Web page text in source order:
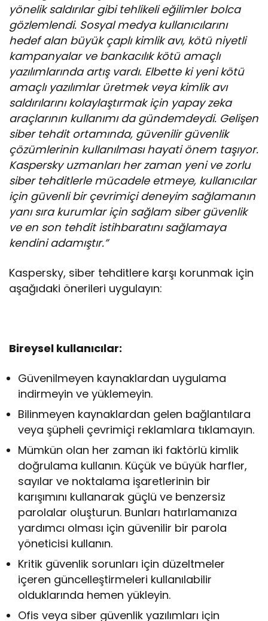
yönelik saldırılar gibi tehlikeli eğilimler bolca
gözlemlendi. Sosyal medya kullanıcılarını
hedef alan büyük çaplı kimlik avı, kötü niyetli
kampanyalar ve bankacılık kötü amaçlı
yazılımlarında artış vardı. Elbette ki yeni kötü
amaçlı yazılımlar üretmek veya kimlik avı
saldırılarını kolaylaştırmak için yapay zeka
araçlarının kullanımı da gündemdeydi. Gelişen
siber tehdit ortamında, güvenilir güvenlik
çözümlerinin kullanılması hayati önem taşıyor.
Kaspersky uzmanları her zaman yeni ve zorlu
siber tehditlerle mücadele etmeye, kullanıcılar
için güvenli bir çevrimiçi deneyim sağlamanın
yanı sıra kurumlar için sağlam siber güvenlik
ve en son tehdit istihbaratını sağlamaya
kendini adamıştır.”
Kaspersky, siber tehditlere karşı korunmak için
aşağıdaki önerileri uygulayın:
Bireysel kullanıcılar:
Güvenilmeyen kaynaklardan uygulama
indirmeyin ve yüklemeyin.
Bilinmeyen kaynaklardan gelen bağlantılara
veya şüpheli çevrimiçi reklamlara tıklamayın.
Mümkün olan her zaman iki faktörlü kimlik
doğrulama kullanın. Küçük ve büyük harfler,
sayılar ve noktalama işaretlerinin bir
karışımını kullanarak güçlü ve benzersiz
parolalar oluşturun. Bunları hatırlamanıza
yardımcı olması için güvenilir bir parola
yöneticisi kullanın.
Kritik güvenlik sorunları için düzeltmeler
içeren güncelleştirmeleri kullanılabilir
olduklarında hemen yükleyin.
Ofis veya siber güvenlik yazılımları için